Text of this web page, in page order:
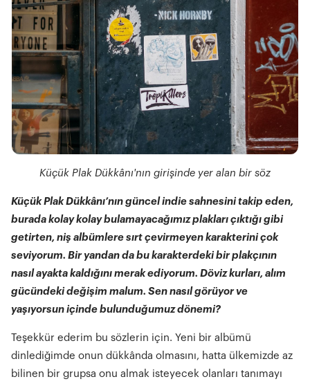
Küçük Plak Dükkânı'nın girişinde yer alan bir söz
Küçük Plak Dükkânı’nın güncel indie sahnesini takip eden,
burada kolay kolay bulamayacağımız plakları çıktığı gibi
getirten, niş albümlere sırt çevirmeyen karakterini çok
seviyorum. Bir yandan da bu karakterdeki bir plakçının
nasıl ayakta kaldığını merak ediyorum. Döviz kurları, alım
gücündeki değişim malum. Sen nasıl görüyor ve
yaşıyorsun içinde bulunduğumuz dönemi?
Teşekkür ederim bu sözlerin için. Yeni bir albümü
dinlediğimde onun dükkânda olmasını, hatta ülkemizde az
bilinen bir grupsa onu almak isteyecek olanları tanımayı